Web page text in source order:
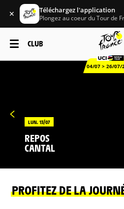
✕ Téléchargez l'application
Plongez au coeur du Tour de
CLUB
04/07 > 26/07/
LUN. 13/07
REPOS
CANTAL
PROFITEZ DE LA